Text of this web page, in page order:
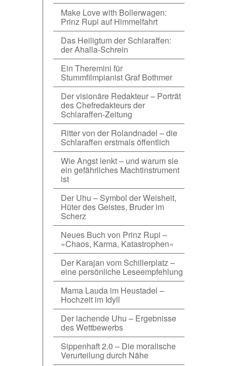
Make Love with Bollerwagen:
Prinz Rupi auf Himmelfahrt
Das Heiligtum der Schlaraffen:
der Ahalla-Schrein
Ein Theremini für
Stummfilmpianist Graf Bothmer
Der visionäre Redakteur – Porträt
des Chefredakteurs der
Schlaraffen-Zeitung
Ritter von der Rolandnadel – die
Schlaraffen erstmals öffentlich
Wie Angst lenkt – und warum sie
ein gefährliches Machtinstrument
ist
Der Uhu – Symbol der Weisheit,
Hüter des Geistes, Bruder im
Scherz
Neues Buch von Prinz Rupi –
»Chaos, Karma, Katastrophen«
Der Karajan vom Schillerplatz –
eine persönliche Leseempfehlung
Mama Lauda im Heustadel –
Hochzeit im Idyll
Der lachende Uhu – Ergebnisse
des Wettbewerbs
Sippenhaft 2.0 – Die moralische
Verurteilung durch Nähe